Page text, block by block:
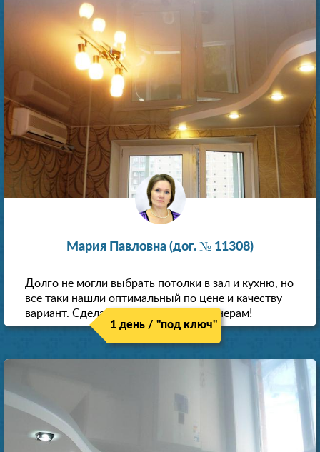
Мария Павловна (дог. № 11308)
Долго не могли выбрать потолки в зал и кухню, но
все таки нашли оптимальный по цене и качеству
вариант. Сделали скидку как пенсионерам!
1 день / "под ключ"